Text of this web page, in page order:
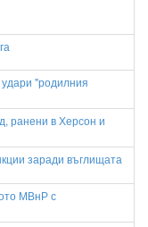
"родилния
ранени в Херсон и
заради въглищата
МВнР с